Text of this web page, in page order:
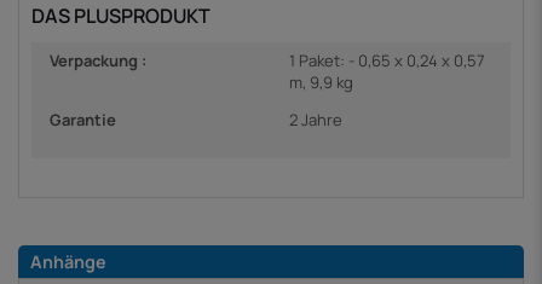
DAS PLUSPRODUKT
Verpackung :
1 Paket: - 0,65 x 0,24 x 0,57
m, 9,9 kg
Garantie
2 Jahre
Anhänge